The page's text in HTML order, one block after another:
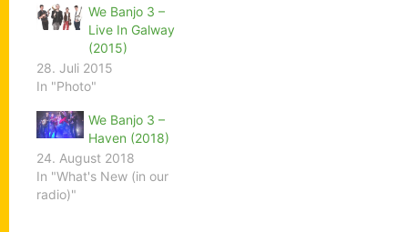
We Banjo 3 –
Live In Galway
(2015)
28. Juli 2015
In "Photo"
We Banjo 3 –
Haven (2018)
24. August 2018
In "What's New (in our
radio)"